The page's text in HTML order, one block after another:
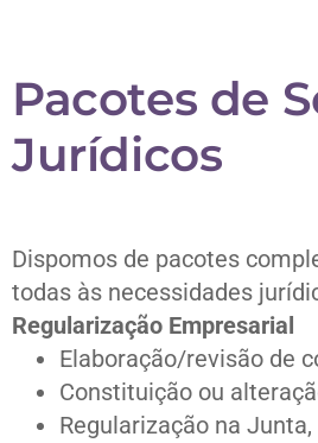
Pacotes de
Jurídicos
Dispomos de pacotes
todas às necessidades
Regularização Empresarial
Elaboração/revisão de
Constituição ou
Regularização na Junta,